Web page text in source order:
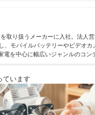
取り扱うメーカーに入社。法人
モバイルバッテリーやビデオカ
電を中心に幅広いジャンルのコン
ています